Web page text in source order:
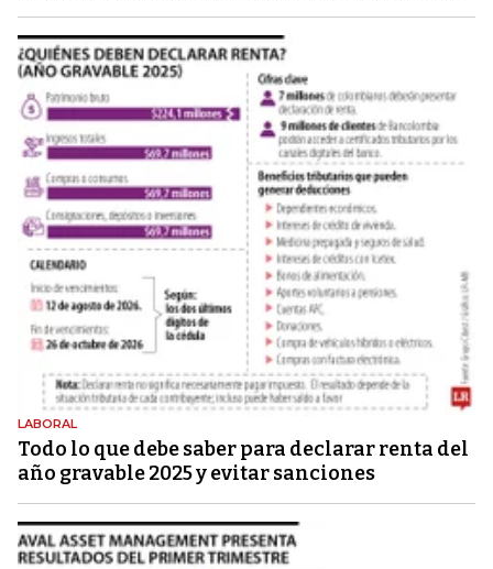
LABORAL
Todo lo que debe saber para declarar renta del
año gravable 2025 y evitar sanciones